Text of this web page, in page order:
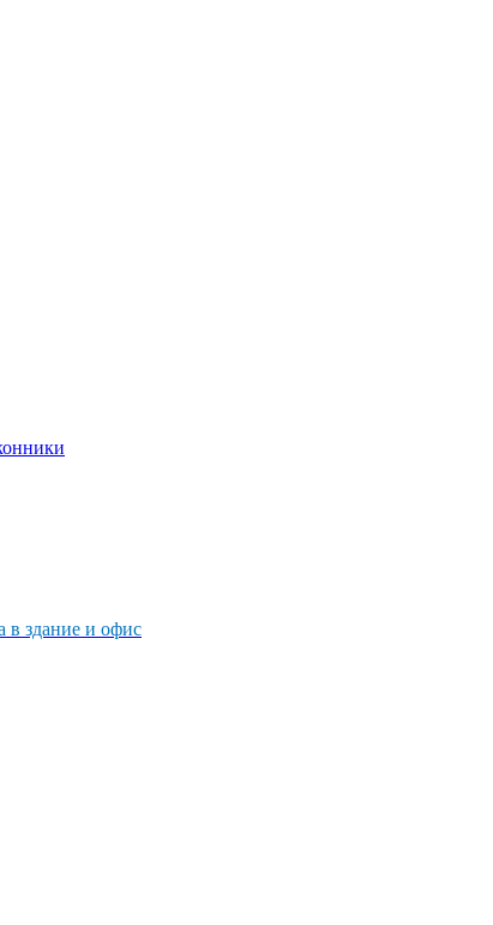
в здание и офис